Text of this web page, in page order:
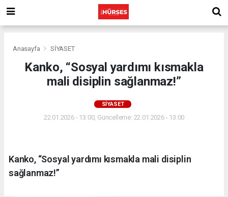
Anasayfa SİYASET
Kanko, “Sosyal yardımı kısmakla
mali disiplin sağlanmaz!”
SİYASET
22.01.2026 - 13:00, Güncelleme: 22.01.2026 - 13:00
Kanko, “Sosyal yardımı kısmakla mali disiplin
sağlanmaz!”